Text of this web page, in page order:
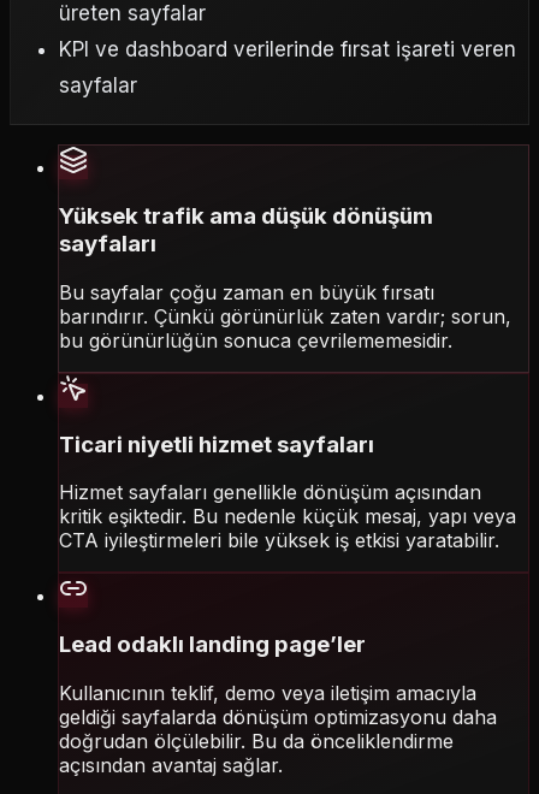
üreten sayfalar
KPI ve dashboard verilerinde fırsat işareti veren
sayfalar
Yüksek trafik ama düşük dönüşüm
sayfaları
Bu sayfalar çoğu zaman en büyük fırsatı
barındırır. Çünkü görünürlük zaten vardır; sorun,
bu görünürlüğün sonuca çevrilememesidir.
Ticari niyetli hizmet sayfaları
Hizmet sayfaları genellikle dönüşüm açısından
kritik eşiktedir. Bu nedenle küçük mesaj, yapı veya
CTA iyileştirmeleri bile yüksek iş etkisi yaratabilir.
Lead odaklı landing page’ler
Kullanıcının teklif, demo veya iletişim amacıyla
geldiği sayfalarda dönüşüm optimizasyonu daha
doğrudan ölçülebilir. Bu da önceliklendirme
açısından avantaj sağlar.